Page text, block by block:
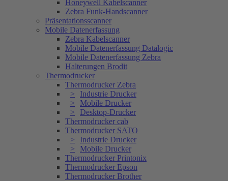
Honeywell Kabelscanner
Zebra Funk-Handscanner
Präsentationsscanner
Mobile Datenerfassung
Zebra Kabelscanner
Mobile Datenerfassung Datalogic
Mobile Datenerfassung Zebra
Halterungen Brodit
Thermodrucker
Thermodrucker Zebra
Industrie Drucker
Mobile Drucker
Desktop-Drucker
Thermodrucker cab
Thermodrucker SATO
Industrie Drucker
Mobile Drucker
Thermodrucker Printonix
Thermodrucker Epson
Thermodrucker Brother